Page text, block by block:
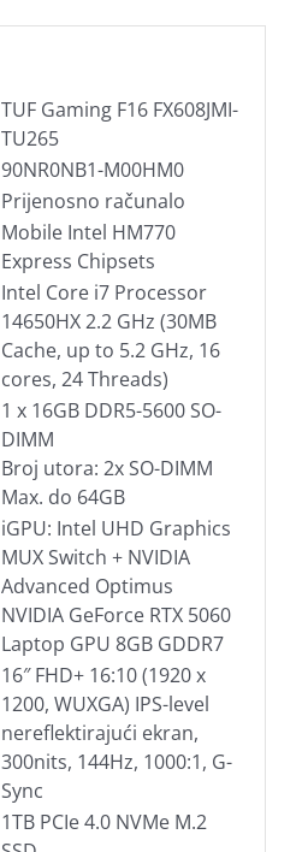
TUF Gaming F16 FX608JMI-
TU265
90NR0NB1-M00HM0
Prijenosno računalo
Mobile Intel HM770
Express Chipsets
Intel Core i7 Processor
14650HX 2.2 GHz (30MB
Cache, up to 5.2 GHz, 16
cores, 24 Threads)
1 x 16GB DDR5-5600 SO-
DIMM
Broj utora: 2x SO-DIMM
Max. do 64GB
iGPU: Intel UHD Graphics
MUX Switch + NVIDIA
Advanced Optimus
NVIDIA GeForce RTX 5060
Laptop GPU 8GB GDDR7
16″ FHD+ 16:10 (1920 x
1200, WUXGA) IPS-level
nereflektirajući ekran,
300nits, 144Hz, 1000:1, G-
Sync
1TB PCIe 4.0 NVMe M.2